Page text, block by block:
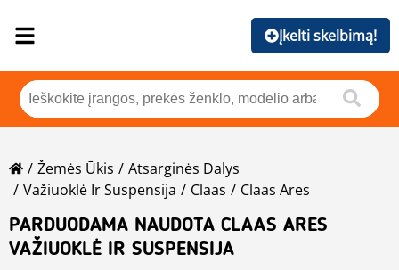
Įkelti skelbimą!
Žemės Ūkis
Atsarginės Dalys
Važiuoklė Ir Suspensija
Claas
Claas Ares
PARDUODAMA NAUDOTA CLAAS ARES
VAŽIUOKLĖ IR SUSPENSIJA